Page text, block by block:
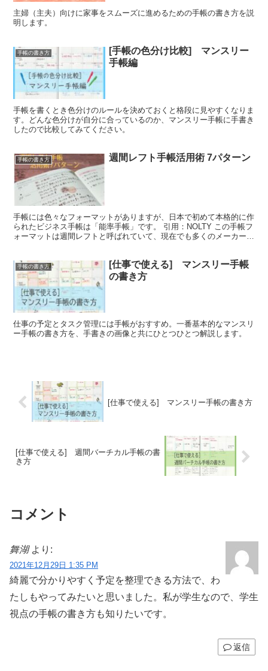
主婦（主夫）向けに家事をスムーズに進めるための手帳の書き方を説
明します。
手帳の書き方
[手帳の色分け比較] マンスリー
手帳編
手帳を書くとき色分けのルールを決めておくと格段に見やすくなりま
す。どんな色分けが自分に合っているのか、マンスリー手帳に手書き
したので比較してみてください。
手帳の書き方 週間レフト手帳活用術 7パターン
手帳には色々なフォーマットがありますが、日本で初めて本格的に作
られたビジネス手帳は「能率手帳」です。 引用：NOLTY この手帳フ
ォーマットは週間レフトと呼ばれていて、現在でも多くのメーカーか
手帳の書き方
[仕事で使える] マンスリー手帳
の書き方
仕事の予定とタスク管理には手帳がおすすめ。一番基本的なマンスリ
ー手帳の書き方を、手書きの画像と共にひとつひとつ解説します。
[仕事で使える] マンスリー手帳の書き方
[仕事で使える] 週間バーチカル手帳の書
き方
コメント
舞湖 より:
2021年12月29日 1:35 PM
綺麗で分かりやすく予定を整理できる方法で、わ
たしもやってみたいと思いました。私が学生なので、学生
視点の手帳の書き方も知りたいです。
返信